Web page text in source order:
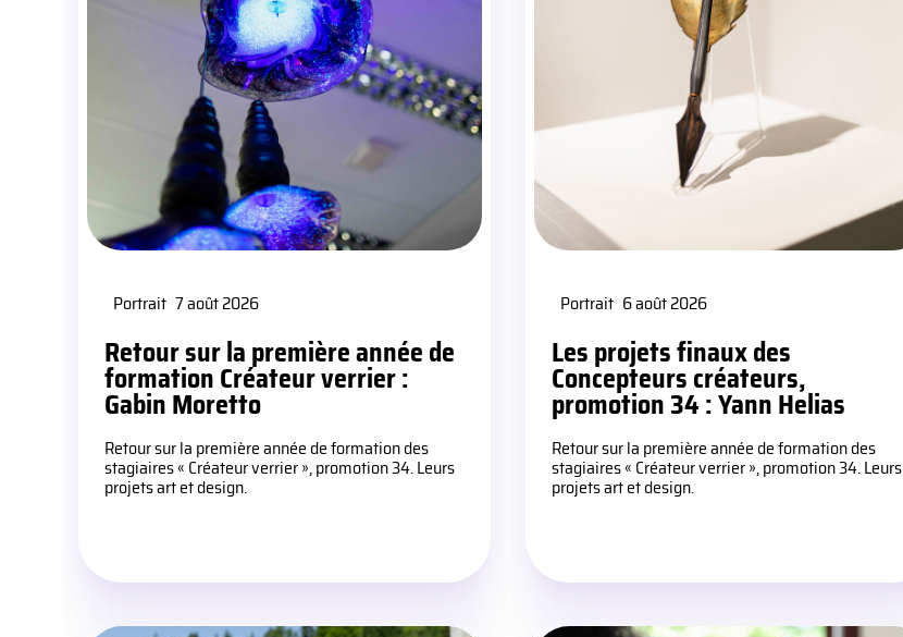
Portrait 7 août 2026
Retour sur la première année de
formation Créateur verrier :
Gabin Moretto
Retour sur la première année de formation des
stagiaires « Créateur verrier », promotion 34. Leurs
projets art et design.
Portrait 6 août 2026
Les projets finaux des
Concepteurs créateurs,
promotion 34 : Yann Helias
Retour sur la première année de formation des
stagiaires « Créateur verrier », promotion 34. Leurs
projets art et design.